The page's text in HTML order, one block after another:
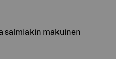
salmiakin makuinen